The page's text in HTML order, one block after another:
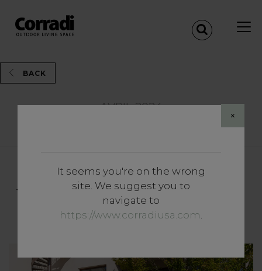
×
It seems you're on the wrong
site. We suggest you to
navigate to
https://www.corradiusa.com.
BACK
AVRIL 2024
Approfondissements
Véranda extérieure : mobilier,
idées et structures